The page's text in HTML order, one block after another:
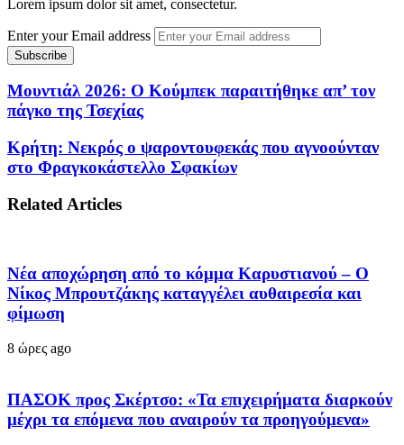
Lorem ipsum dolor sit amet, consectetur.
Enter your Email address
Μουντιάλ 2026: Ο Κούμπεκ παραιτήθηκε απ’ τον
πάγκο της Τσεχίας
Κρήτη: Nεκρός o ψαροντουφεκάς που αγνοούνταν
στο Φραγκοκάστελλο Σφακίων
Related Articles
Νέα αποχώρηση από το κόμμα Καρυστιανού – Ο
Νίκος Μπρουτζάκης καταγγέλει αυθαιρεσία και
φίμωση
8 ώρες ago
ΠΑΣΟΚ προς Σκέρτσο: «Τα επιχειρήματα διαρκούν
μέχρι τα επόμενα που αναιρούν τα προηγούμενα»